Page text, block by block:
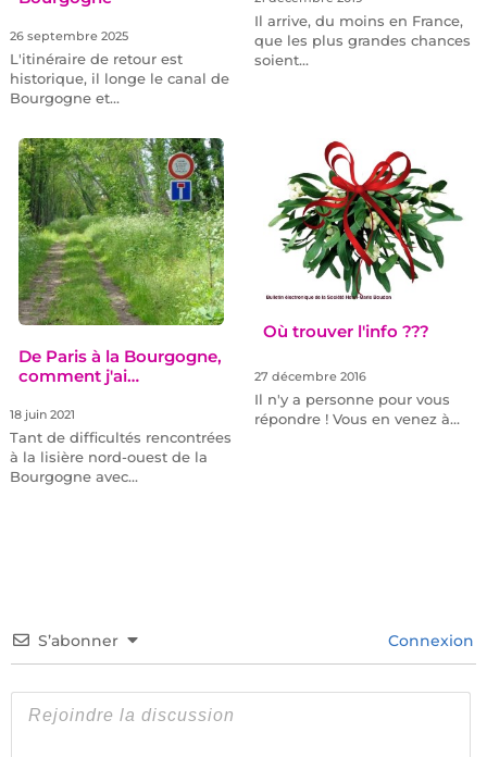
26 septembre 2025
L'itinéraire de retour est
historique, il longe le canal de
Bourgogne et…
Il arrive, du moins en France,
que les plus grandes chances
soient…
De Paris à la Bourgogne,
comment j'ai…
18 juin 2021
Tant de difficultés rencontrées
à la lisière nord-ouest de la
Bourgogne avec…
Où trouver l'info ???
27 décembre 2016
Il n'y a personne pour vous
répondre ! Vous en venez à…
S’abonner Connexion